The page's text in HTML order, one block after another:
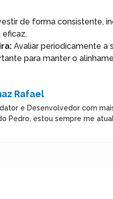
de forma consistente,
eficaz.
Avaliar periodicamente a
para manter o
Rafael
e Desenvolvedor com
Pedro, estou sempre me